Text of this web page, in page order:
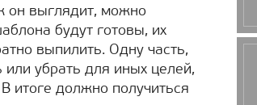
он выглядит, можно
будут готовы, их
выпилить. Одну часть,
убрать для иных целей,
итоге должно получиться